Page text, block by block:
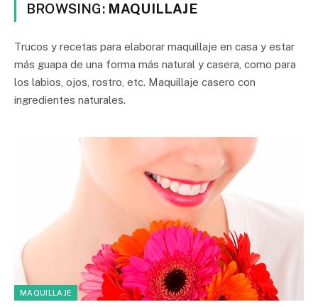
BROWSING: MAQUILLAJE
Trucos y recetas para elaborar maquillaje en casa y estar
más guapa de una forma más natural y casera, como para
los labios, ojos, rostro, etc. Maquillaje casero con
ingredientes naturales.
MAQUILLAJE